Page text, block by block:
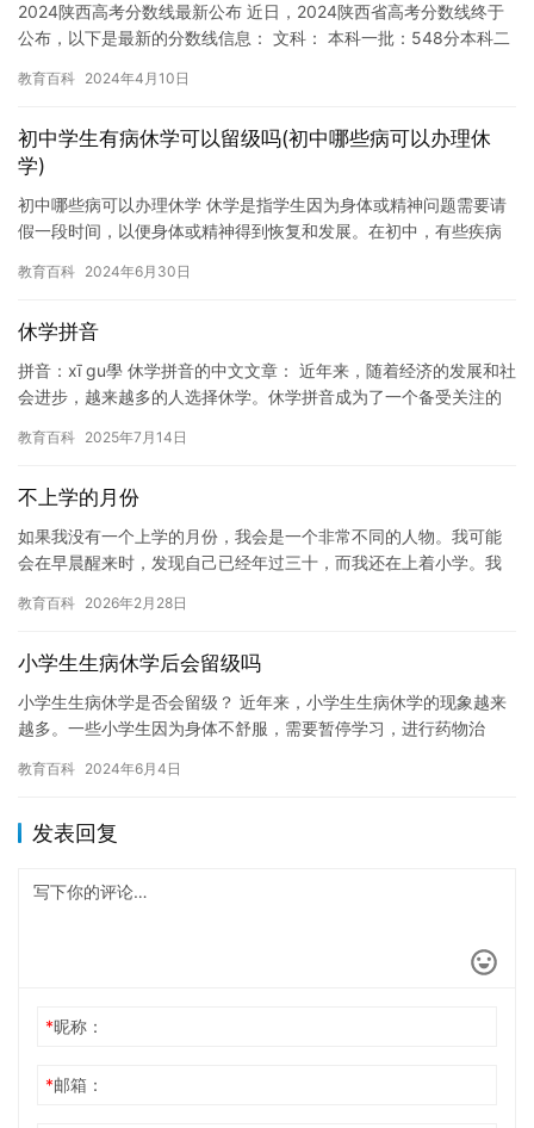
2024陕西高考分数线最新公布 近日，2024陕西省高考分数线终于
公布，以下是最新的分数线信息： 文科： 本科一批：548分本科二
教育百科 2024年4月10日
初中学生有病休学可以留级吗(初中哪些病可以办理休
学)
初中哪些病可以办理休学 休学是指学生因为身体或精神问题需要请
假一段时间，以便身体或精神得到恢复和发展。在初中，有些疾病
教育百科 2024年6月30日
休学拼音
拼音：xī gu學 休学拼音的中文文章： 近年来，随着经济的发展和社
会进步，越来越多的人选择休学。休学拼音成为了一个备受关注的
教育百科 2025年7月14日
不上学的月份
如果我没有一个上学的月份，我会是一个非常不同的人物。我可能
会在早晨醒来时，发现自己已经年过三十，而我还在上着小学。我
们已经…
教育百科 2026年2月28日
小学生生病休学后会留级吗
小学生生病休学是否会留级？ 近年来，小学生生病休学的现象越来
越多。一些小学生因为身体不舒服，需要暂停学习，进行药物治
并没有…
教育百科 2024年6月4日
发表回复
*昵称：
*邮箱：